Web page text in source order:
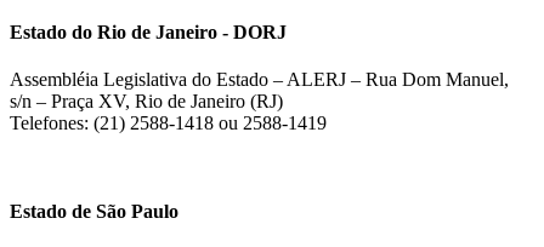
Estado do Rio de Janeiro - DORJ
Assembléia Legislativa do Estado – ALERJ – Rua Dom Manuel,
s/n – Praça XV, Rio de Janeiro (RJ)
Telefones: (21) 2588-1418 ou 2588-1419
Estado de São Paulo